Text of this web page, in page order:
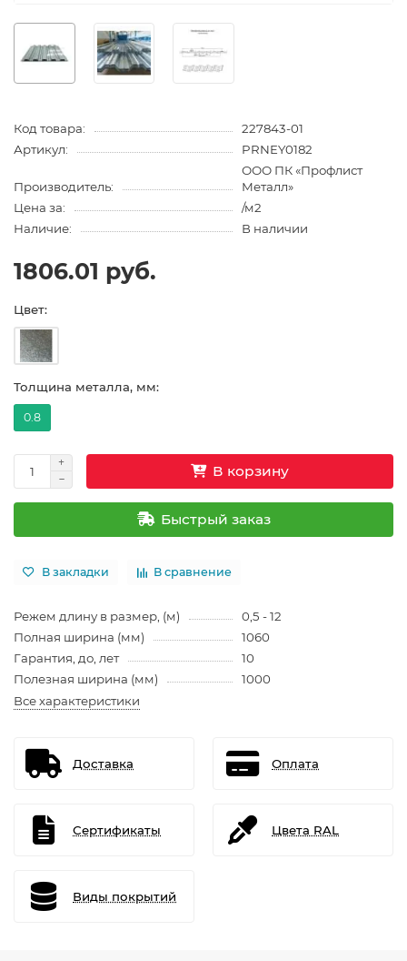
Код товара:
227843-01
Артикул:
PRNEY0182
Производитель:
ООО ПК «Профлист
Металл»
Цена за:
/м2
Наличие:
В наличии
1806.01 руб.
Цвет:
Толщина металла, мм:
0.8
В корзину
Быстрый заказ
В закладки В сравнение
Режем длину в размер, (м)
0,5 - 12
Полная ширина (мм)
1060
Гарантия, до, лет
10
Полезная ширина (мм)
1000
Все характеристики
Доставка Оплата
Сертификаты Цвета RAL
Виды покрытий